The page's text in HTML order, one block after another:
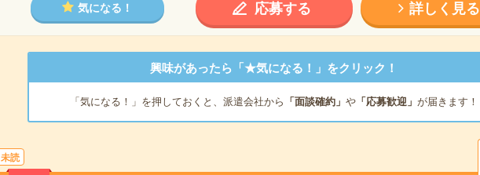
気になる！ 応募する 詳しく見る
興味があったら「★気になる！」をクリック！
「気になる！」を押しておくと、派遣会社から 「面談確約」 や「応募歓迎」 が届きます！
未読